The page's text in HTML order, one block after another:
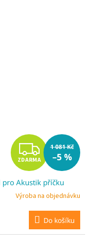
Z
D
A
R
M
ZDARMA
1 081 Kč
–5 %
pro Akustik příčku
Výroba na objednávku
Do košíku